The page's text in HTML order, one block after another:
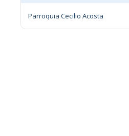
Parroquia Cecilio Acosta